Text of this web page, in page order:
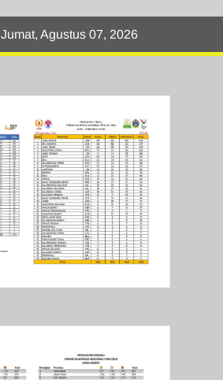
Jumat, Agustus 07, 2026